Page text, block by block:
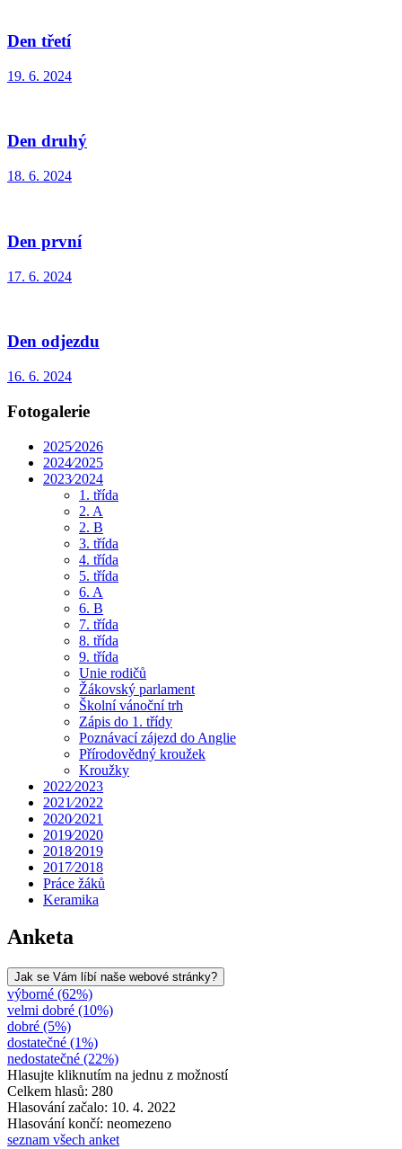
Den třetí
19. 6. 2024
Den druhý
18. 6. 2024
Den první
17. 6. 2024
Den odjezdu
16. 6. 2024
Fotogalerie
2025⁄2026
2024⁄2025
2023⁄2024
1. třída
2. A
2. B
3. třída
4. třída
5. třída
6. A
6. B
7. třída
8. třída
9. třída
Unie rodičů
Žákovský parlament
Školní vánoční trh
Zápis do 1. třídy
Poznávací zájezd do Anglie
Přírodovědný kroužek
Kroužky
2022⁄2023
2021⁄2022
2020⁄2021
2019⁄2020
2018⁄2019
2017⁄2018
Práce žáků
Keramika
Anketa
Jak se Vám líbí naše webové stránky?
výborné (62%)
velmi dobré (10%)
dobré (5%)
dostatečné (1%)
nedostatečné (22%)
Hlasujte kliknutím na jednu z možností
Celkem hlasů: 280
Hlasování začalo: 10. 4. 2022
Hlasování končí: neomezeno
seznam všech anket